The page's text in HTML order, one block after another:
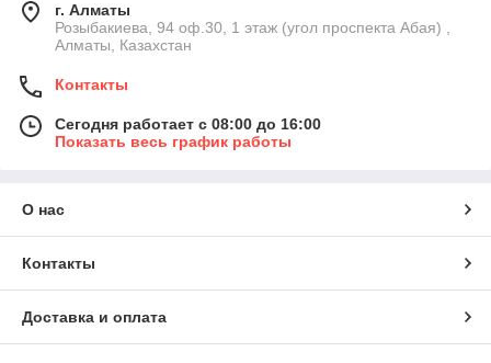
г. Алматы
Розыбакиева, 94 оф.30, 1 этаж (угол проспекта Абая) ,
Алматы, Казахстан
Контакты
Сегодня работает с 08:00 до 16:00
Показать весь график работы
О нас
Контакты
Доставка и оплата